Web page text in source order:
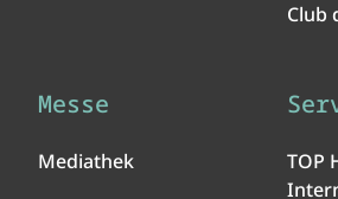
Club
Messe
Mediathek
TOP